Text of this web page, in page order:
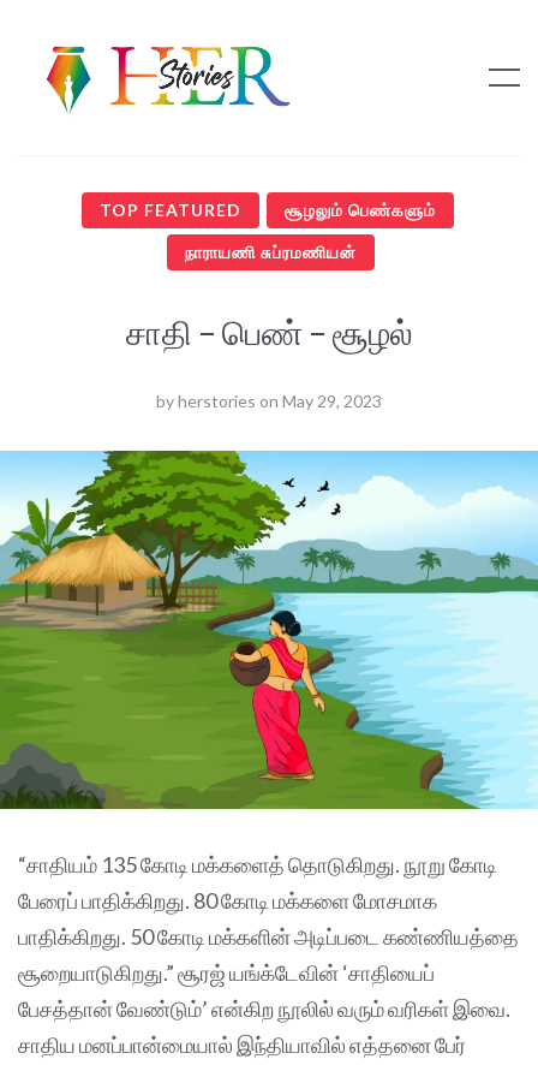
TOP FEATURED சூழலும் பெண்களும்
நாராயணி சுப்ரமணியன்
சாதி – பெண் – சூழல்
byherstories on May 29, 2023
“சாதியம் 135 கோடி மக்களைத் தொடுகிறது. நூறு கோடி
பேரைப் பாதிக்கிறது. 80 கோடி மக்களை மோசமாக
பாதிக்கிறது. 50 கோடி மக்களின் அடிப்படை கண்ணியத்தை
சூறையாடுகிறது.” சூரஜ் யங்க்டேவின் ‘சாதியைப்
பேசத்தான் வேண்டும்’ என்கிற நூலில் வரும் வரிகள் இவை.
சாதிய மனப்பான்மையால் இந்தியாவில் எத்தனை பேர்